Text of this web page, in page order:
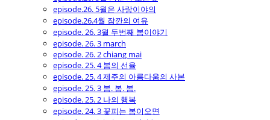
episode.26. 5월은 사랑이야의
episode.26.4월 잠깐의 여유
episode. 26. 3월 두번째 봄이야기
episode. 26. 3 march
episode. 26. 2 chiang mai
episode. 25. 4 봄의 선율
episode. 25. 4 제주의 아름다움의 사본
episode. 25. 3 봄. 봄. 봄.
episode. 25. 2 나의 행복
episode. 24. 3 꽃피는 봄이오면